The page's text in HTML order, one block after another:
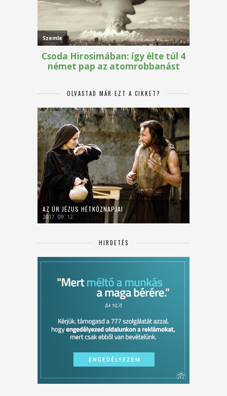
OLVASTAD MÁR EZT A CIKKET?
AZ ÚR JÉZUS HÉTKÖZNAPJAI
2017. 09. 12.
HIRDETÉS